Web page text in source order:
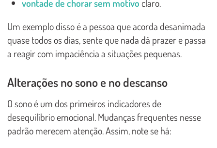
vontade de chorar sem motivo claro.
Um exemplo disso é a pessoa que acorda desanimada
quase todos os dias, sente que nada dá prazer e passa
a reagir com impaciência a situações pequenas.
Alterações no sono e no descanso
O sono é um dos primeiros indicadores de
desequilíbrio emocional. Mudanças frequentes nesse
padrão merecem atenção. Assim, note se há: